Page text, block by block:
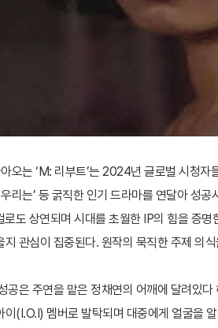
오는 ‘M: 리부트’는 2024년 글로벌 시청자
우리는’ 등 굵직한 인기 드라마를 연달아 성
도 상연되며 시대를 초월한 IP의 힘을 증명
지 관심이 집중된다. 원작의 묵직한 주제 의
공은 주연을 맡은 정채연의 어깨에 달려있
이(I.O.I) 멤버로 발탁되며 대중에게 얼굴을